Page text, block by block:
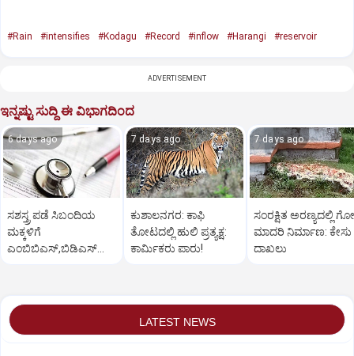
#Rain #intensifies #Kodagu #Record #inflow #Harangi #reservoir
ADVERTISEMENT
ಇನ್ನಷ್ಟು ಸುದ್ದಿ ಈ ವಿಭಾಗದಿಂದ
6 days ago
ಸಶಸ್ತ್ರ ಪಡೆ ಸಿಬಂದಿಯ
ಮಕ್ಕಳಿಗೆ
ಎಂಬಿಬಿಎಸ್‌,ಬಿಡಿಎಸ್‌
7 days ago
ಕುಶಾಲನಗರ: ಕಾಫಿ
ತೋಟದಲ್ಲಿ ಹುಲಿ ಪ್ರತ್ಯಕ್ಷ:
ಕಾರ್ಮಿಕರು ಪಾರು!
7 days ago
ಸಂರಕ್ಷಿತ ಅರಣ್ಯದಲ್ಲಿ
ಮಾದರಿ ನಿರ್ಮಾಣ: ಕೇಸು
ದಾಖಲು
LATEST NEWS